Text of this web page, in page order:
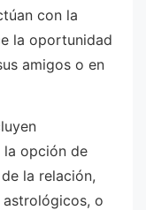
con la
la oportunidad
amigos o en
la opción de
la relación,
o